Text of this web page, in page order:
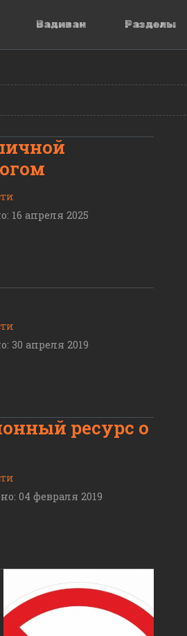
Вадиван Разделы
16 апреля 2025
30 апреля 2019
ресурс о
04 февраля 2019